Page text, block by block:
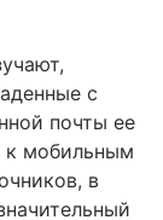
с
почты ее
к мобильным
в